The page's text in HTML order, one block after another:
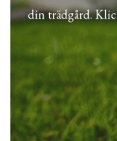
din trädgård.